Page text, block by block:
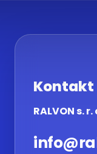
Kontakt
RALVON s. r.
info@